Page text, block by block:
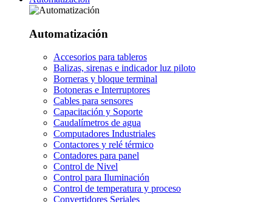
Automatización
Accesorios para tableros
Balizas, sirenas e indicador luz piloto
Borneras y bloque terminal
Botoneras e Interruptores
Cables para sensores
Capacitación y Soporte
Caudalímetros de agua
Computadores Industriales
Contactores y relé térmico
Contadores para panel
Control de Nivel
Control para Iluminación
Control de temperatura y proceso
Convertidores Seriales